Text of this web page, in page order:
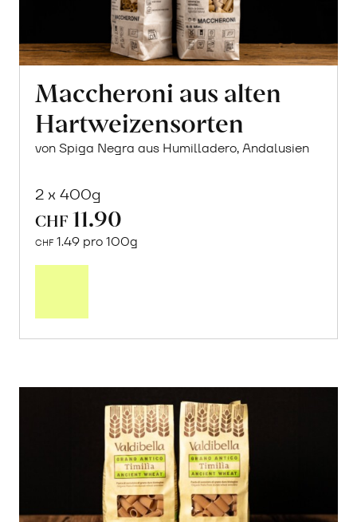
Maccheroni aus alten
Hartweizensorten
von Spiga Negra aus Humilladero, Andalusien
2 x 400g
CHF 11.90
CHF 1.49 pro 100g